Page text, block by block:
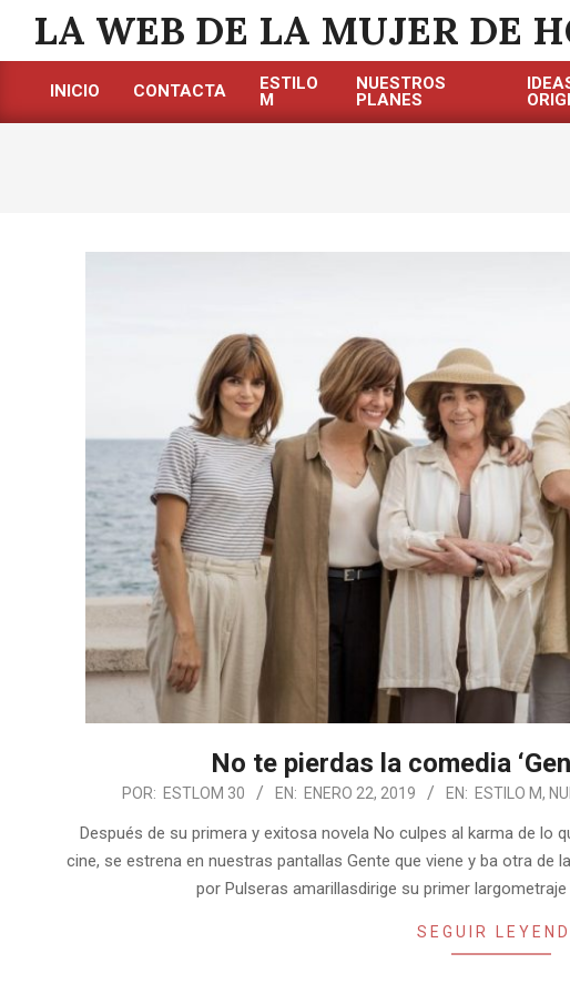
contenido
LA WEB DE LA MUJER DE
INICIO CONTACTA
ESTILO
M
NUESTROS
PLANES
No te pierdas la comedia
POR: ESTLOM 30 EN: ENERO 22, 2019 EN: ESTILO M,
Después de su primera y exitosa novela No culpes al karma de lo
cine, se estrena en nuestras pantallas Gente que viene y ba otra de
por Pulseras amarillasdirige su primer
SEGUIR